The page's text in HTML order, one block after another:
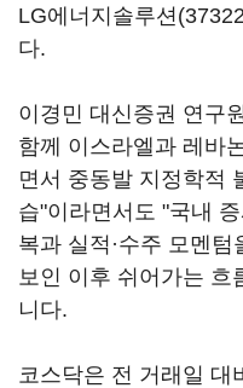
LG에너지솔루션
다.
이경민 대신증권 연구
함께 이스라엘과 레바
면서 중동발 지정학적
습"이라면서도 "국내
복과 실적·수주 모멘
보인 이후 쉬어가는 흐
니다.
코스닥은 전 거래일 대